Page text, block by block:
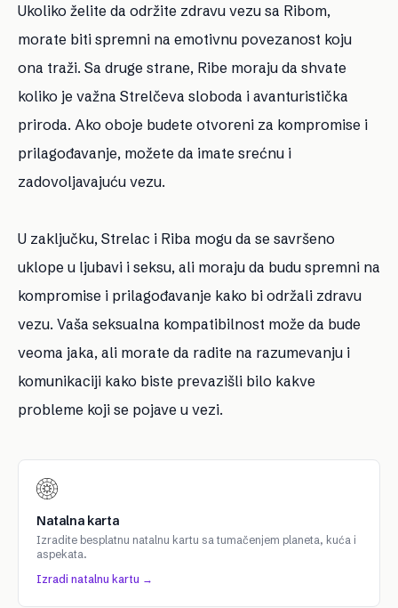
Ukoliko želite da održite zdravu vezu sa Ribom,
morate biti spremni na emotivnu povezanost koju
ona traži. Sa druge strane, Ribe moraju da shvate
koliko je važna Strelčeva sloboda i avanturistička
priroda. Ako oboje budete otvoreni za kompromise i
prilagođavanje, možete da imate srećnu i
zadovoljavajuću vezu.
U zaključku, Strelac i Riba mogu da se savršeno
uklope u ljubavi i seksu, ali moraju da budu spremni na
kompromise i prilagođavanje kako bi održali zdravu
vezu. Vaša seksualna kompatibilnost može da bude
veoma jaka, ali morate da radite na razumevanju i
komunikaciji kako biste prevazišli bilo kakve
probleme koji se pojave u vezi.
Natalna karta
Izradite besplatnu natalnu kartu sa tumačenjem planeta, kuća i
aspekata.
Izradi natalnu kartu →